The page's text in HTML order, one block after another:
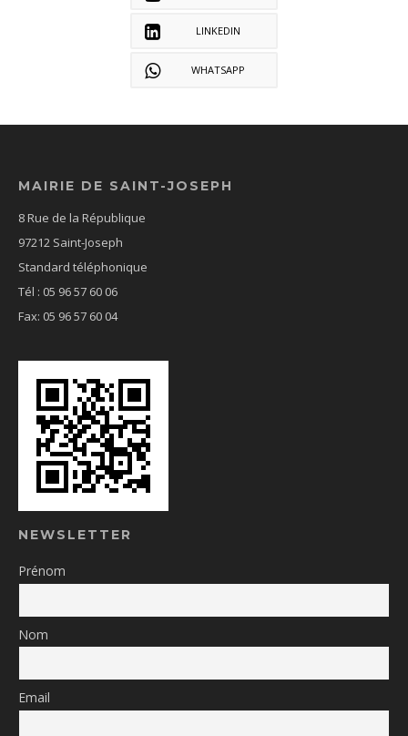
LINKEDIN
WHATSAPP
MAIRIE DE SAINT-JOSEPH
8 Rue de la République
97212 Saint-Joseph
Standard téléphonique
Tél : 05 96 57 60 06
Fax: 05 96 57 60 04
NEWSLETTER
Prénom
Nom
Email